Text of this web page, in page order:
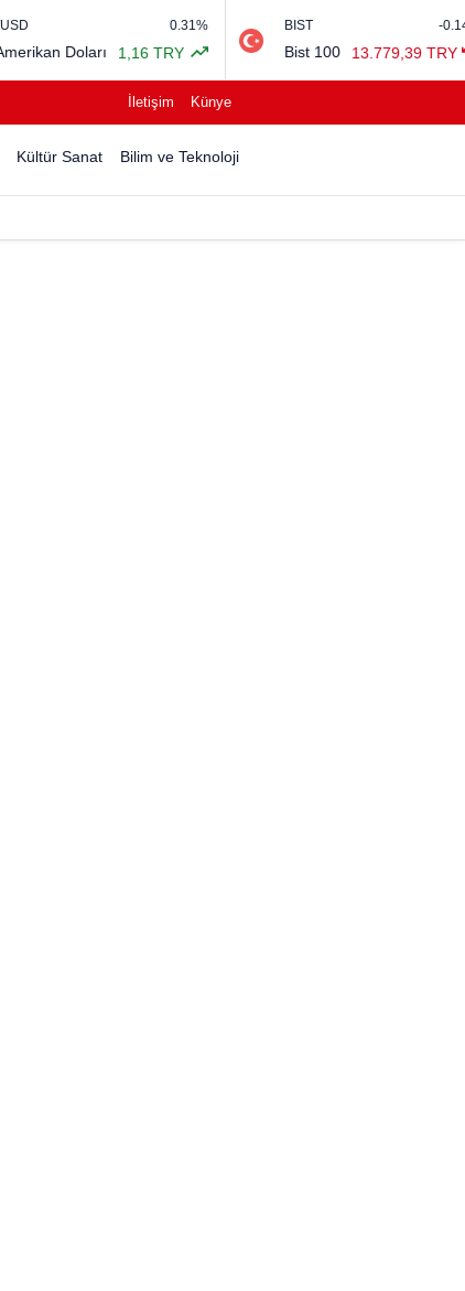
1,16 TRY
BIST
Bist 100 13.779,39 TRY
İletişim Künye
Kültür Sanat Bilim ve Teknoloji